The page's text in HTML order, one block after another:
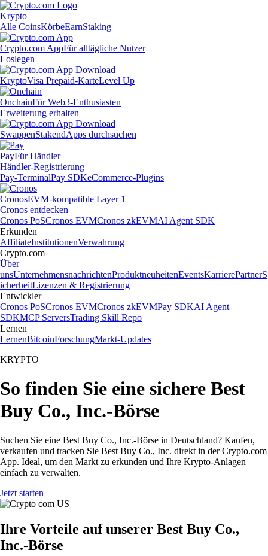
Krypto
Alle CoinsKörbeEarnStaking
Crypto.com AppFür alltägliche Nutzer
Loslegen
KryptoVisa Prepaid-KarteLevel Up
OnchainFür Web3-Enthusiasten
Erweiterung erhalten
SwappenStakendApps durchsuchen
PayFür Händler
Händler-Registrierung
Pay-TerminalPay SDKeCommerce-Plugins
CronosEVM-kompatible Layer 1
Cronos entdecken
Cronos PoSCronos EVMCronos zkEVMAI Agent SDK
Erkunden
AffiliateInstitutionenVerwahrung
Crypto.com
Über
unsUnternehmensnachrichtenProduktneuheitenEventsKarrierePartnerS
icherheitLizenzen & Registrierung
Entwickler
Cronos PoSCronos EVMCronos zkEVMPay SDKAI Agent
SDKMCP ServersTrading Skill Repo
Lernen
LernenBitcoinForschungMarkt-Updates
KRYPTO
So finden Sie eine sichere Best
Buy Co., Inc.-Börse
Suchen Sie eine Best Buy Co., Inc.-Börse in Deutschland? Kaufen,
verkaufen und tracken Sie Best Buy Co., Inc. direkt in der Crypto.com
App. Ideal, um den Markt zu erkunden und Ihre Krypto-Anlagen
einfach zu verwalten.
Jetzt starten
Ihre Vorteile auf unserer Best Buy Co.,
Inc.-Börse